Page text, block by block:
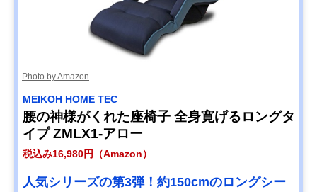
Photo by Amazon
MEIKOH HOME TEC
腰の神様がくれた座椅子 全身寛げるロングタ
イプ ZMLX1-アロー
税込み16,980円（Amazon）
人気シリーズの第3弾！約150cmのロングシー